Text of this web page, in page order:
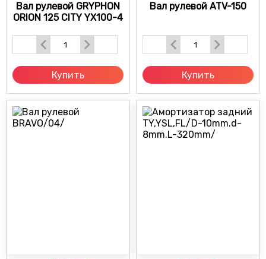
Вал рулевой GRYPHON
ORION 125 CITY YX100-4
Купить
Вал рулевой ATV-150
Купить